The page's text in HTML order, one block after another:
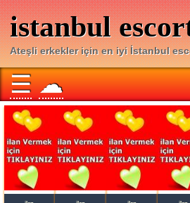
istanbul
Ateşli erkekler için en iyi İstanbul
☰ ☁